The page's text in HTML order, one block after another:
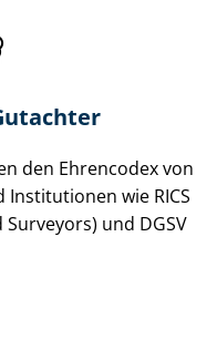
den Ehrencodex von
wie RICS
und DGSV